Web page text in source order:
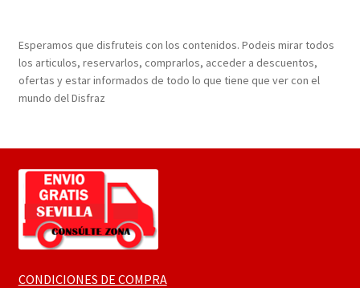
Esperamos que disfruteis con los contenidos. Podeis mirar todos
los articulos, reservarlos, comprarlos, acceder a descuentos,
ofertas y estar informados de todo lo que tiene que ver con el
mundo del Disfraz
CONDICIONES DE COMPRA